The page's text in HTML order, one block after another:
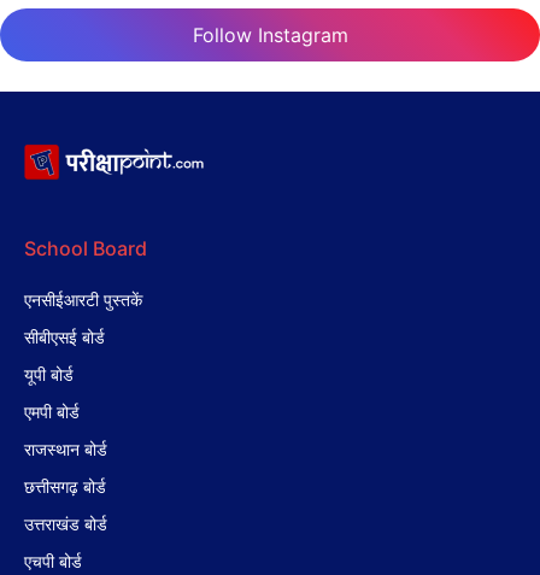
Follow Instagram
School Board
एनसीईआरटी पुस्तकें
सीबीएसई बोर्ड
यूपी बोर्ड
एमपी बोर्ड
राजस्थान बोर्ड
छत्तीसगढ़ बोर्ड
उत्तराखंड बोर्ड
एचपी बोर्ड